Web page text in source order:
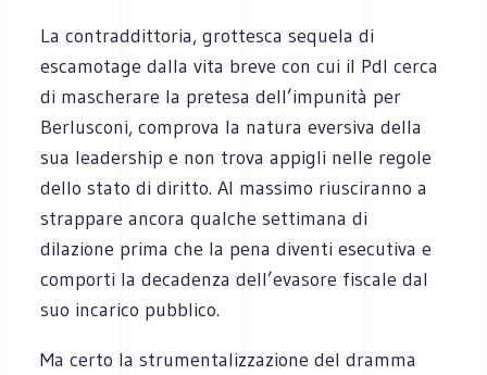
La contraddittoria, grottesca sequela di
escamotage dalla vita breve con cui il Pdl cerca
di mascherare la pretesa dell’impunità per
Berlusconi, comprova la natura eversiva della
sua leadership e non trova appigli nelle regole
dello stato di diritto. Al massimo riusciranno a
strappare ancora qualche settimana di
dilazione prima che la pena diventi esecutiva e
comporti la decadenza dell’evasore fiscale dal
suo incarico pubblico.
Ma certo la strumentalizzazione del dramma